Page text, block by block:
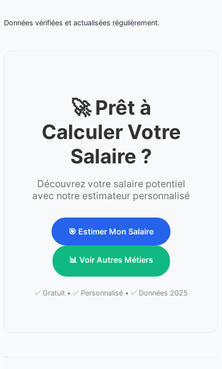
Données vérifiées et actualisées régulièrement.
🚀 Prêt à
Calculer Votre
Salaire ?
Découvrez votre salaire potentiel
avec notre estimateur personnalisé
🎯 Estimer Mon Salaire
📊 Voir Autres Métiers
✅ Gratuit • ✅ Personnalisé • ✅ Données 2025